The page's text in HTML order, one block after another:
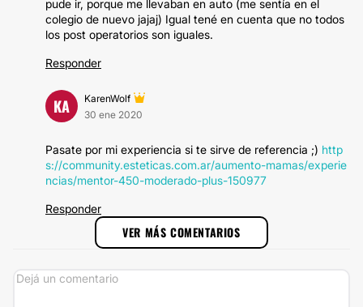
pude ir, porque me llevaban en auto (me sentía en el
colegio de nuevo jajaj) Igual tené en cuenta que no todos
los post operatorios son iguales.
Responder
KA
KarenWolf
30 ene 2020
Pasate por mi experiencia si te sirve de referencia ;) http
s://community.esteticas.com.ar/aumento-mamas/experie
ncias/mentor-450-moderado-plus-150977
Responder
VER MÁS COMENTARIOS